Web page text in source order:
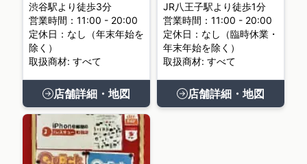
渋谷駅より徒歩3分
営業時間：11:00 - 20:00
定休日：なし（年末年始を
除く）
取扱商材: すべて
店舗詳細・地図
JR八王子駅より徒歩1分
営業時間：11:00 - 20:00
定休日：なし（臨時休業・
年末年始を除く）
取扱商材: すべて
店舗詳細・地図